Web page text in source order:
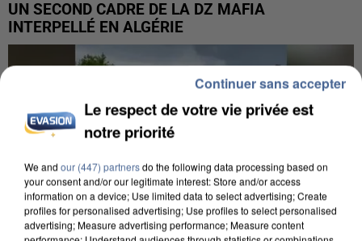
UN SECOND CADRE DE LA DZ MAFIA
INTERPELLÉ EN ALGÉRIE
Le respect de votre vie privée est
notre priorité
We and our (447) partnersdo the following data processing based on
your consent and/or our legitimate interest: Store and/or access
information on a device; Use limited data to select advertising; Create
profiles for personalised advertising; Use profiles to select personalised
advertising; Measure advertising performance; Measure content
Continuer sans accepter